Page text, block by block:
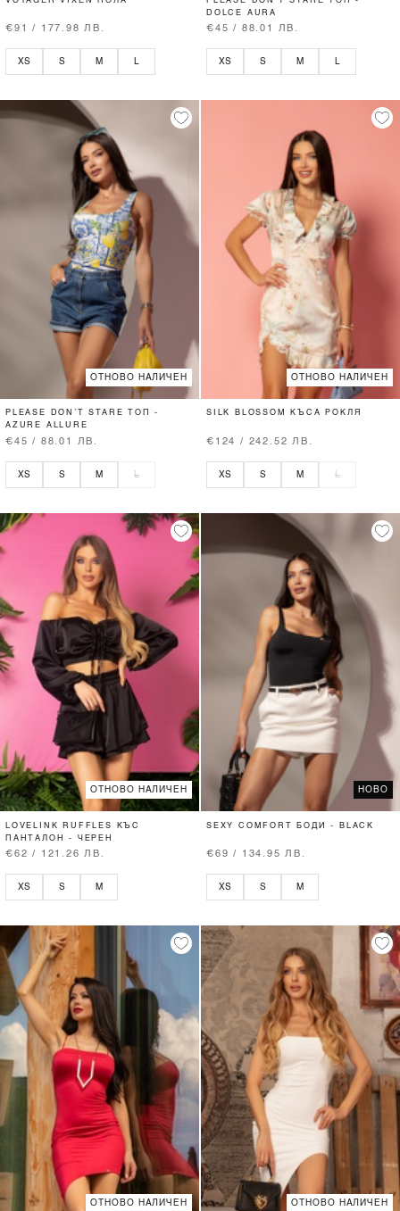
€91 / 177.98 ЛВ.
XS S M L
DOLCE AURA
€45 / 88.01 ЛВ.
XS S M L
ОТНОВО НАЛИЧЕН
PLEASE DON’T STARE ТОП -
AZURE ALLURE
€45 / 88.01 ЛВ.
XS S M L
ОТНОВО НАЛИЧЕН
SILK BLOSSOM КЪСА РОКЛЯ
€124 / 242.52 ЛВ.
XS S M L
ОТНОВО НАЛИЧЕН
LOVELINK RUFFLES КЪС
ПАНТАЛОН - ЧЕРЕН
€62 / 121.26 ЛВ.
XS S M
НОВО
SEXY COMFORT БОДИ - BLACK
€69 / 134.95 ЛВ.
XS S M
ОТНОВО НАЛИЧЕН ОТНОВО НАЛИЧЕН